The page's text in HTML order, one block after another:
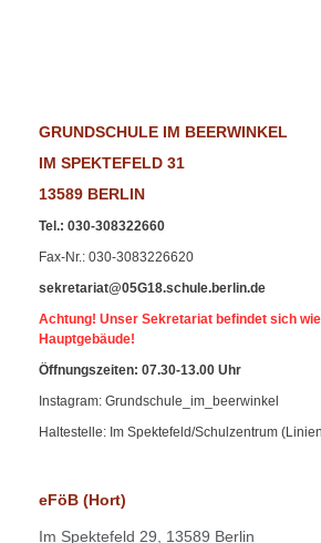
GRUNDSCHULE IM BEERWINKEL
IM SPEKTEFELD 31
13589 BERLIN
Tel.: 030-308322660
Fax-Nr.: 030-3083226620
sekretariat@05G18.schule.berlin.de
Achtung! Unser Sekretariat befindet sich
Hauptgebäude!
Öffnungszeiten: 07.30-13.00 Uhr
Instagram: Grundschule_im_beerwinkel
Haltestelle: Im Spektefeld/Schulzentrum
eFöB (Hort)
Im Spektefeld 29, 13589 Berlin